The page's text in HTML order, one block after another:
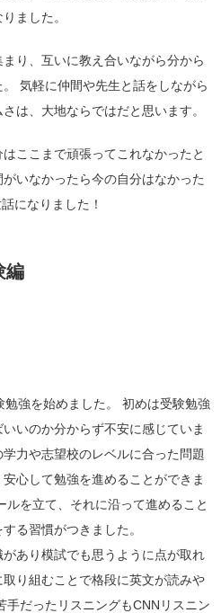
ました。
り、互いに教え合いながら分から
気軽に仲間や先生と話をしながら
は、大地ならではだと思います。
ここまで頑張ってこれなかったと
いなかったら今の自分はなかった
になりました！
編
強を始めました。 初めは受験勉強
いのか分からず不安に感じていま
力や志望校のレベルに合った問題
心して勉強を進めることができま
ルを立て、それに沿って進めること
る習慣がつきました。
あり模試でも思うように点が取れ
り組むことで格段に英文が読みや
手だったリスニングもCNNリスニン